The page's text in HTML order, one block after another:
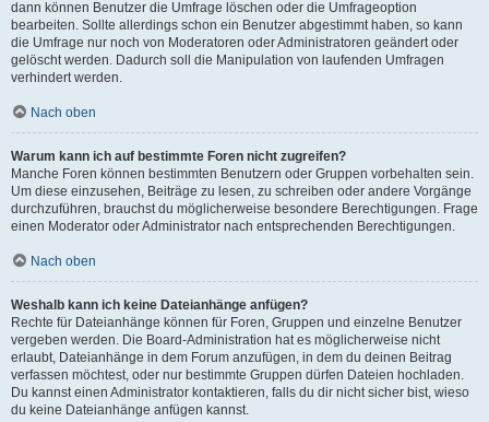
dann können Benutzer die Umfrage löschen oder die Umfrageoption
bearbeiten. Sollte allerdings schon ein Benutzer abgestimmt haben, so kann
die Umfrage nur noch von Moderatoren oder Administratoren geändert oder
gelöscht werden. Dadurch soll die Manipulation von laufenden Umfragen
verhindert werden.
Nach oben
Warum kann ich auf bestimmte Foren nicht zugreifen?
Manche Foren können bestimmten Benutzern oder Gruppen vorbehalten sein.
Um diese einzusehen, Beiträge zu lesen, zu schreiben oder andere Vorgänge
durchzuführen, brauchst du möglicherweise besondere Berechtigungen. Frage
einen Moderator oder Administrator nach entsprechenden Berechtigungen.
Nach oben
Weshalb kann ich keine Dateianhänge anfügen?
Rechte für Dateianhänge können für Foren, Gruppen und einzelne Benutzer
vergeben werden. Die Board-Administration hat es möglicherweise nicht
erlaubt, Dateianhänge in dem Forum anzufügen, in dem du deinen Beitrag
verfassen möchtest, oder nur bestimmte Gruppen dürfen Dateien hochladen.
Du kannst einen Administrator kontaktieren, falls du dir nicht sicher bist, wieso
du keine Dateianhänge anfügen kannst.